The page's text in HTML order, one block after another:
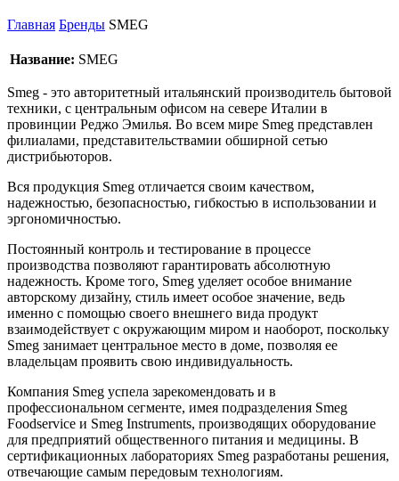
Главная Бренды SMEG
Название: SMEG
Smeg - это авторитетный итальянский производитель бытовой
техники, c центральным офисом на севере Италии в
провинции Реджо Эмилья. Во всем мире Smeg представлен
филиалами, представительствамии обширной сетью
дистрибьюторов.
Вся продукция Smeg отличается своим качеством,
надежностью, безопасностью, гибкостью в использовании и
эргономичностью.
Постоянный контроль и тестирование в процессе
производства позволяют гарантировать абсолютную
надежность. Кроме того, Smeg уделяет особое внимание
авторскому дизайну, стиль имеет особое значение, ведь
именно с помощью своего внешнего вида продукт
взаимодействует с окружающим миром и наоборот, поскольку
Smeg занимает центральное место в доме, позволяя ее
владельцам проявить свою индивидуальность.
Компания Smeg успела зарекомендовать и в
профессиональном сегменте, имея подразделения Smeg
Foodservice и Smeg Instruments, производящих оборудование
для предприятий общественного питания и медицины. В
сертификационных лабораториях Smeg разработаны решения,
отвечающие самым передовым технологиям.